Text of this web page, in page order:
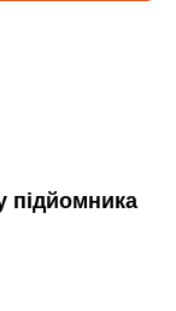
підйомника